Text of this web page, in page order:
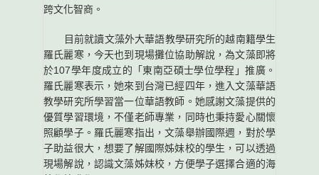
跨文化智商。
目前就讀文藻外大華語教學研究所的越南籍學生
羅氏麗寒，今天也到現場攤位協助解說，為文藻即將
於107學年度成立的「東南亞碩士學位學程」推廣。
羅氏麗寒表示，她來到台灣已經四年，進入文藻華語
教學研究所學習當一位華語教師。她感謝文藻提供的
優質學習環境，不僅老師專業，同時也秉持愛心關懷
照顧學子。羅氏麗寒指出，文藻舉辦國際週，對於學
子助益很大，想要了解國際姊妹校的學生，可以透過
現場解說，認識文藻姊妹校，方便學子選擇合適的海